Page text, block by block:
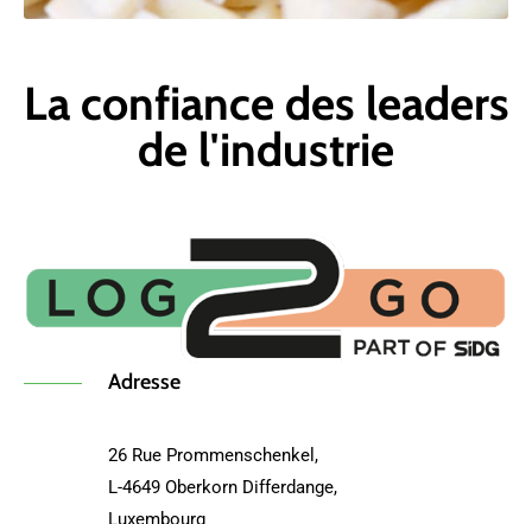
La confiance des leaders
de l'industrie
Adresse
26 Rue Prommenschenkel,
L-4649 Oberkorn Differdange,
Luxembourg